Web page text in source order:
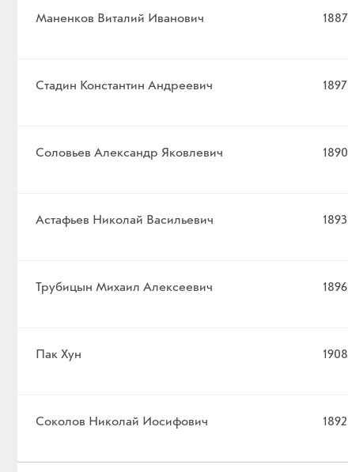
Маненков Виталий Иванович 1887
Стадин Константин Андреевич 1897
Соловьев Александр Яковлевич 1890
Астафьев Николай Васильевич 1893
Трубицын Михаил Алексеевич 1896
Пак Хун 1908
Соколов Николай Иосифович 1892